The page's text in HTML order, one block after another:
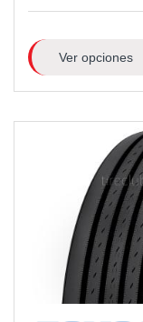
Ver opciones